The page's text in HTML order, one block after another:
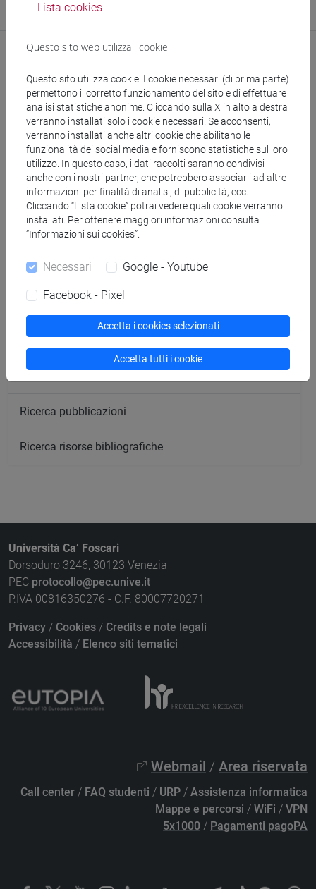
segui il feed
Cerca nel sito
Ricerca persone
Ricerca insegnamenti
Ricerca aule
Ricerca sedi
Ricerca pubblicazioni
Ricerca risorse bibliografiche
Università Ca’ Foscari
Dorsoduro 3246, 30123 Venezia
PEC protocollo@pec.unive.it
P.IVA 00816350276 - C.F. 80007720271
Privacy / Cookies / Credits e note legali
Accessibilità / Elenco siti tematici
Webmail / Area riservata
Call center / FAQ studenti / URP / Assistenza informatica
Mappe e percorsi / WiFi / VPN
5x1000 / Pagamenti pagoPA
Lista cookies
Questo sito web utilizza i cookie
Questo sito utilizza cookie. I cookie necessari (di prima parte)
permettono il corretto funzionamento del sito e di effettuare
analisi statistiche anonime. Cliccando sulla X in alto a destra
verranno installati solo i cookie necessari. Se acconsenti,
verranno installati anche altri cookie che abilitano le
funzionalità dei social media e forniscono statistiche sul loro
utilizzo. In questo caso, i dati raccolti saranno condivisi
anche con i nostri partner, che potrebbero associarli ad altre
informazioni per finalità di analisi, di pubblicità, ecc.
Cliccando “Lista cookie” potrai vedere quali cookie verranno
installati. Per ottenere maggiori informazioni consulta
“Informazioni sui cookies”.
Necessari Google - Youtube
Facebook - Pixel
Accetta i cookies selezionati
Accetta tutti i cookie